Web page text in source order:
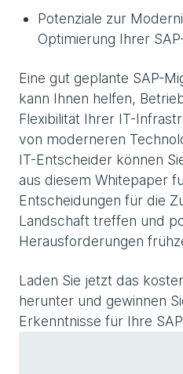
Potenziale zur
Optimierung Ihrer
Eine gut geplante SAP-
kann Ihnen helfen,
Flexibilität Ihrer IT-
von moderneren
IT-Entscheider können
aus diesem Whitepaper
Entscheidungen für die
Landschaft treffen und
Herausforderungen
Laden Sie jetzt das
herunter und gewinnen
Erkenntnisse für Ihre